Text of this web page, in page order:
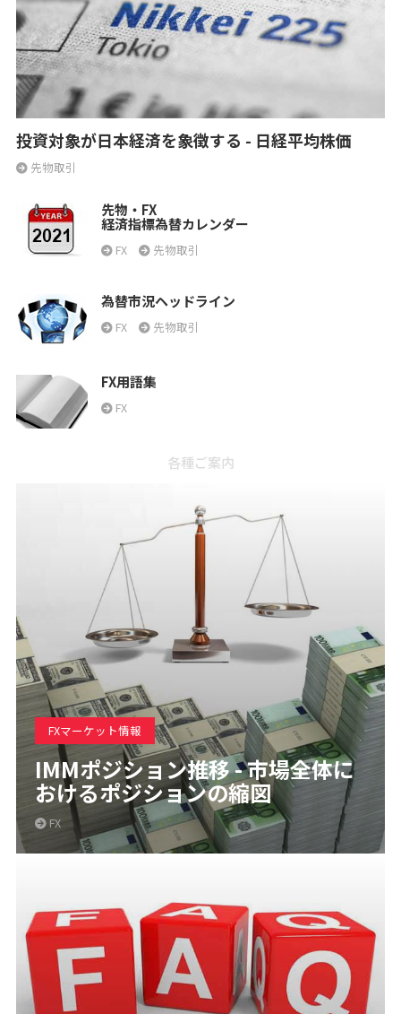
投資対象が日本経済を象徴する - 日経平均株価
先物取引
先物・FX
経済指標為替カレンダー
FX 先物取引
為替市況ヘッドライン
FX 先物取引
FX用語集
FX
各種ご案内
FXマーケット情報
IMMポジション推移 - 市場全体に
おけるポジションの縮図
FX